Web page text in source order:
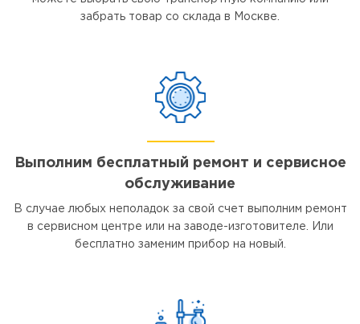
забрать товар со склада в Москве.
Выполним бесплатный ремонт и сервисное
обслуживание
В случае любых неполадок за свой счет выполним ремонт
в сервисном центре или на заводе-изготовителе. Или
бесплатно заменим прибор на новый.